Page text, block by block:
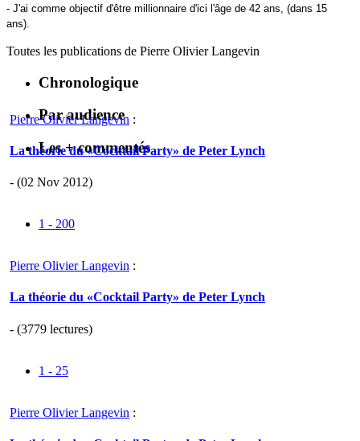
- J'ai comme objectif d'être millionnaire d'ici l'âge de 42 ans, (dans 15
ans).
Toutes les publications de Pierre Olivier Langevin
Chronologique
Par audience
Les + commentés
Pierre Olivier Langevin :
La théorie du «Cocktail Party» de Peter Lynch
- (02 Nov 2012)
1 - 200
Pierre Olivier Langevin :
La théorie du «Cocktail Party» de Peter Lynch
- (3779 lectures)
1 - 25
Pierre Olivier Langevin :